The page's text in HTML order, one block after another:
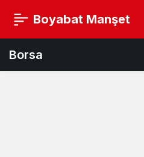
Boyabat Manşet
Borsa